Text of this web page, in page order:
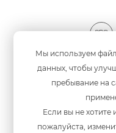
Мы используем
данных, чтобы
пребывание на
Если вы не хотите
пожалуйста,
Мы